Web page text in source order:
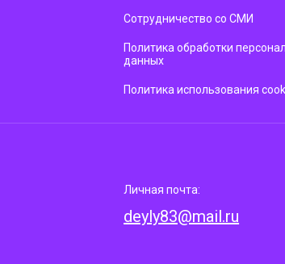
Сотрудничество со СМИ
Политика обработки
данных
Политика использования
Личная почта:
deyly83@mail.ru